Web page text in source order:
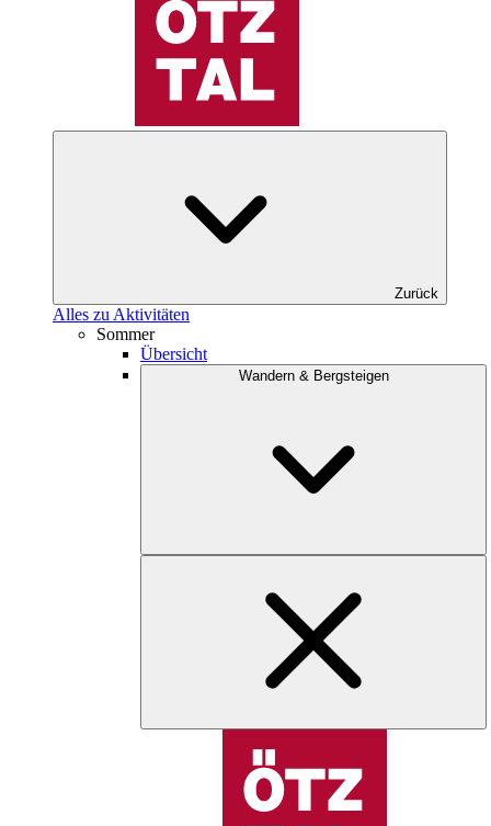
Zurück
Alles zu Aktivitäten
Sommer
Übersicht
Wandern & Bergsteigen